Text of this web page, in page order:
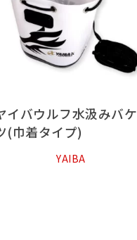
イバウルフ水汲みバケ
(巾着タイプ)
YAIBA